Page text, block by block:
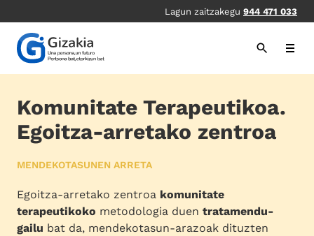
to
main
content
Lagun zaitzakegu 944 471 033
Komunitate Terapeutikoa.
Egoitza-arretako zentroa
MENDEKOTASUNEN ARRETA
Egoitza-arretako zentroa komunitate
terapeutikoko metodologia duen tratamendu-
gailu bat da, mendekotasun-arazoak dituzten